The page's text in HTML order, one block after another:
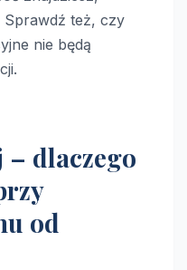
też, czy
nie będą
dlaczego
od